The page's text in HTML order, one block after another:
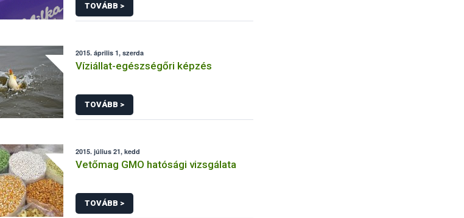
TOVÁBB >
2015. április 1, szerda
Víziállat-egészségőri képzés
TOVÁBB >
2015. július 21, kedd
Vetőmag GMO hatósági vizsgálata
TOVÁBB >